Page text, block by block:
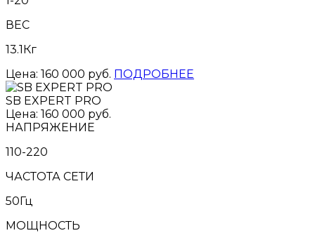
ВЕС
13.1Кг
Цена: 160 000 руб. ПОДРОБНЕЕ
SB EXPERT PRO
Цена: 160 000 руб.
НАПРЯЖЕНИЕ
110-220
ЧАСТОТА СЕТИ
50Гц
МОЩНОСТЬ